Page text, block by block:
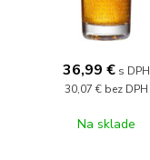
36,99 € s DPH
30,07 € bez DPH
Na sklade